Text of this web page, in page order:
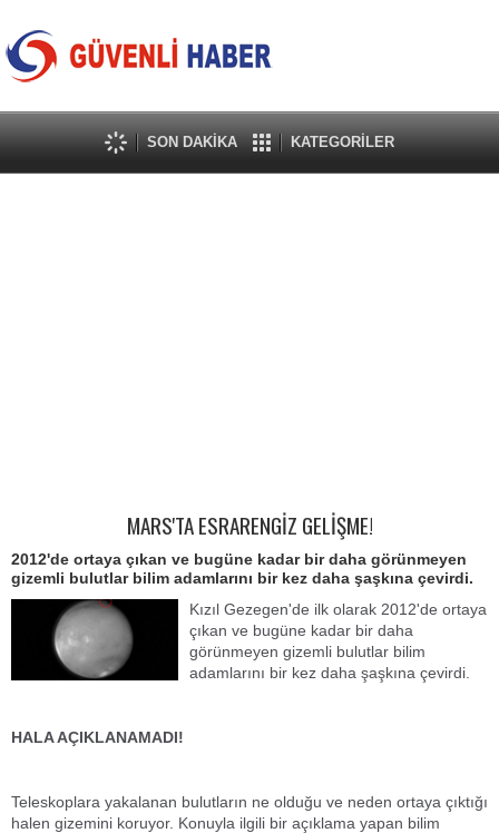
SON DAKİKA KATEGORİLER
MARS'TA ESRARENGİZ GELİŞME!
2012'de ortaya çıkan ve bugüne kadar bir daha görünmeyen
gizemli bulutlar bilim adamlarını bir kez daha şaşkına çevirdi.
Kızıl Gezegen'de ilk olarak 2012'de ortaya
çıkan ve bugüne kadar bir daha
görünmeyen gizemli bulutlar bilim
adamlarını bir kez daha şaşkına çevirdi.
HALA AÇIKLANAMADI!
Teleskoplara yakalanan bulutların ne olduğu ve neden ortaya çıktığı
halen gizemini koruyor. Konuyla ilgili bir açıklama yapan bilim